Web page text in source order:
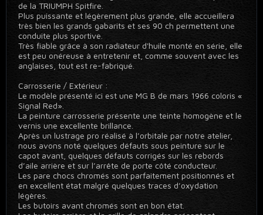
de la TRIUMPH Spitfire.
Plus puissante et légèrement plus grande, elle accueillera
très bien les grands gabarits et ses 90 ch permettent une
conduite plus sportive.
Très fiable grâce à son radiateur d'huile monté en série, elle
est peu onéreuse à entretenir et, comme souvent avec les
anglaises, tout est re-fabriqué.
Carrosserie / Extérieur :
Le modèle présenté ici est une MG B de mars 1966 coloris «
Signal Red».
La peinture carrosserie présente une teinte homogène et le
vernis une excellente brillance.
Après un lustrage pro réalisé à l’orbitale par notre atelier,
nous avons noté quelques défauts sous peinture sur le
capot avant, quelques défauts corrigés sur les rebords
d’aile arrière et sur l’arrête de porte côté conducteur.
Les pare chocs chromés sont parfaitement positionnés et
en excellent état malgré quelques traces d’oxydation
légères.
Les butoirs avant chromés sont en bon état.